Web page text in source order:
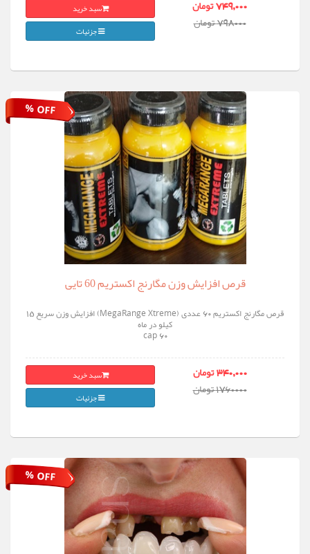
749,000 تومان
798000 تومان
سبد خرید
جزئیات
% OFF
قرص افزایش وزن مگارنج اکستریم 60 تایی
قرص مگارنج اکستریم ۶۰ عددی (MegaRange Xtreme) افزایش وزن سریع 15
کیلو در ماه
60 cap
340,000 تومان
1760000 تومان
سبد خرید
جزئیات
% OFF